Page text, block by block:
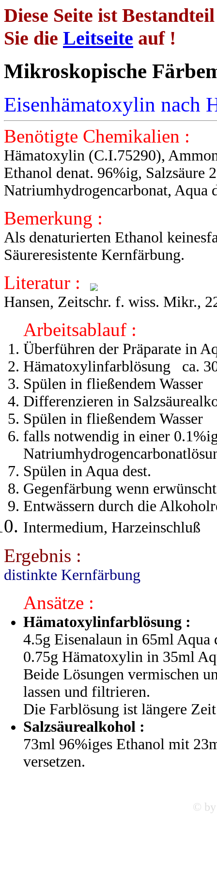
Diese Seite ist
Sie die Leitseite auf !
Mikroskopische
Eisenhämatoxylin nach
Benötigte Chemikalien :
Hämatoxylin (C.I.75290),
Ethanol denat. 96%ig, Salzsäure
Natriumhydrogencarbonat, Aqua
Bemerkung :
Als denaturierten Ethanol
Säureresistente Kernfärbung.
Literatur :
Hansen, Zeitschr. f. wiss. Mikr.,
Arbeitsablauf :
Überführen der Präparate in
Hämatoxylinfarblösung ca.
Spülen in fließendem Wasser
Differenzieren in
Spülen in fließendem Wasser
falls notwendig in einer
Spülen in Aqua dest.
Gegenfärbung wenn erwünscht
Entwässern durch die
Intermedium, Harzeinschluß
Ergebnis :
distinkte Kernfärbung
Ansätze :
Hämatoxylinfarblösung :
4.5g Eisenalaun in 65ml Aqua
0.75g Hämatoxylin in 35ml
Beide Lösungen vermischen
lassen und filtrieren.
Die Farblösung ist längere
Salzsäurealkohol :
73ml 96%iges Ethanol mit
versetzen.
©